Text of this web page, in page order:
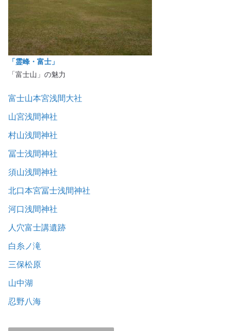
「霊峰・富士」
「富士山」の魅力
富士山本宮浅間大社
山宮浅間神社
村山浅間神社
冨士浅間神社
須山浅間神社
北口本宮冨士浅間神社
河口浅間神社
人穴富士講遺跡
白糸ノ滝
三保松原
山中湖
忍野八海